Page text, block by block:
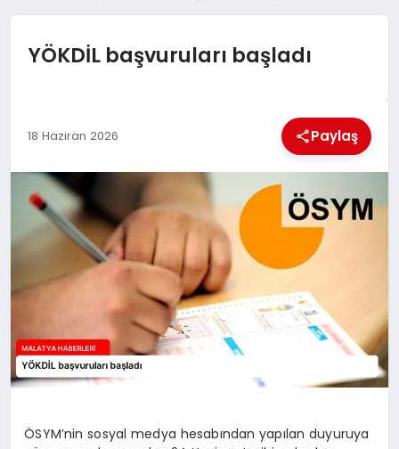
EĞITIM
EKONOMI
MAGAZIN
SAĞLIK
SIYASET
YÖKDİL başvuruları başladı
18 Haziran 2026 Paylaş
ÖSYM’nin sosyal medya hesabından yapılan duyuruya